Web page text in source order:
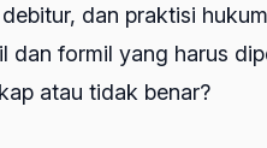
dan praktisi
formil yang harus
atau tidak benar?